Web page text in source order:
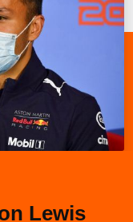
Lewis